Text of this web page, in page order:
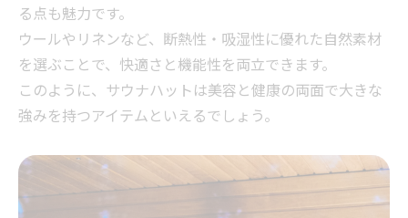
る点も魅力です。
ウールやリネンなど、断熱性・吸湿性に優れた自然素材
を選ぶことで、快適さと機能性を両立できます。
このように、サウナハットは美容と健康の両面で大きな
強みを持つアイテムといえるでしょう。